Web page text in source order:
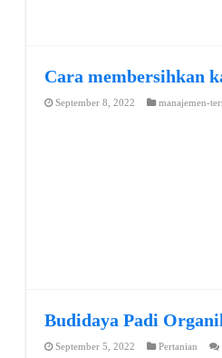
Cara membersihkan
September 8, 2022 manajemen-
Budidaya Padi
September 5, 2022 Pertanian